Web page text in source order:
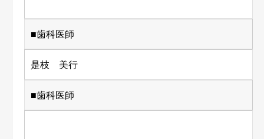
■歯科医師
是枝 美行
■歯科医師